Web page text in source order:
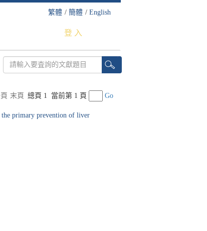
繁體 / 簡體 / English
登 入
末頁 總頁 1 當前第 1 頁 Go
primary prevention of liver